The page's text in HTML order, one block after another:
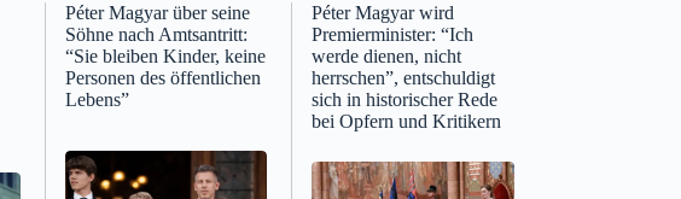
Péter Magyar über seine
Söhne nach Amtsantritt:
“Sie bleiben Kinder, keine
Personen des öffentlichen
Lebens”
Péter Magyar wird
Premierminister: “Ich
werde dienen, nicht
herrschen”, entschuldigt
sich in historischer Rede
bei Opfern und Kritikern